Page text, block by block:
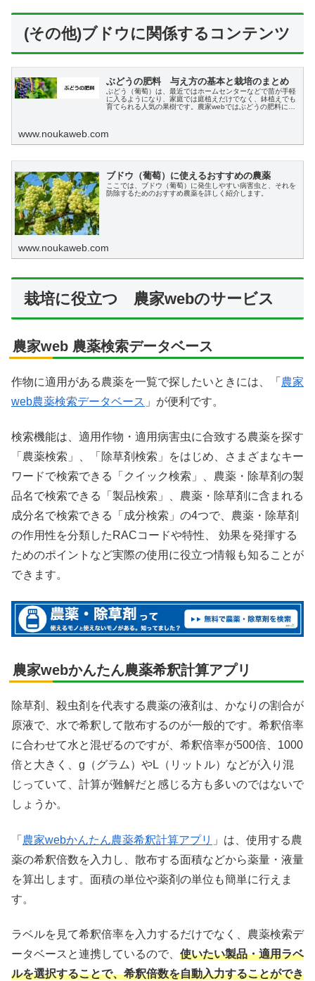
(その他)ブドウに関係するコンテンツ
ぶどうの肥料 与え方の基本と栽培のまとめ
ぶどう（葡萄）は、最近ではホームセンターなどで苗が手軽
に入るようになり、家庭では庭植えだけでなく、鉢植えでも
育てられる人気の果樹です。農家webではぶどうの肥料につ
www.noukaweb.com
ブドウ（葡萄）に使えるおすすめの農薬
ここでは、ブドウ（葡萄）に発生しやすい病害虫と、それを
防除するためのおすすめ農薬を詳しく紹介します。
www.noukaweb.com
栽培に役立つ 農家webのサービス
農家web 農薬検索データベース
作物に適用がある農薬を一覧で探したいときには、「 農家
web農薬検索データベース 」が便利です。
検索機能は、適用作物・適用病害虫に合致する農薬を探す
「農薬検索」、「除草剤検索」をはじめ、さまざまなキー
ワードで検索できる「クイック検索」、農薬・除草剤の製
品名で検索できる「製品検索」、農薬・除草剤に含まれる
成分名で検索できる「成分検索」の4つで、農薬・除草剤
の作用性を分類したRACコードや特性、 効果を発揮する
ためのポイントなど実際の使用に役立つ情報も知ることが
できます。
農家webかんたん農薬希釈計算アプリ
除草剤、殺虫剤を代表する農薬の液剤は、かなりの割合が
原液で、水で希釈して散布するのが一般的です。希釈倍率
に合わせて水と混ぜるのですが、希釈倍率が500倍、1000
倍と大きく、g（グラム）やL（リットル）などが入り混
じっていて、計算が難解だと感じる方も多いのではないで
しょうか。
「 農家webかんたん農薬希釈計算アプリ 」は、使用する農
薬の希釈倍数を入力し、散布する面積などから薬量・液量
を算出します。面積の単位や薬剤の単位も簡単に行えま
す。
ラベルを見て希釈倍率を入力するだけでなく、農薬検索デ
ータベースと連携しているので、 使いたい製品・適用ラベ
ルを選択することで、希釈倍数を自動入力することができ